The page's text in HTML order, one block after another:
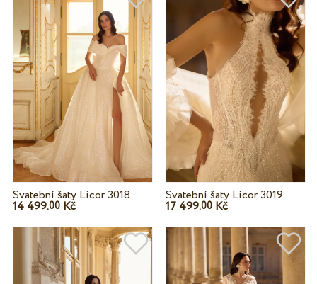
Svatební šaty Licor 3018
14 499.00Kč
Svatební šaty Licor 3019
17 499.00 Kč